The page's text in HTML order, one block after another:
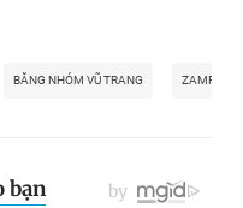
BĂNG NHÓM VŨ TRANG ZAMFARA